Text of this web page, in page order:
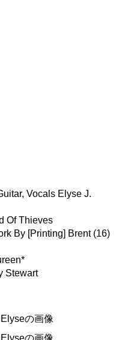
Vocals Elyse J.
Of Thieves
By [Printing] Brent (16)
Stewart